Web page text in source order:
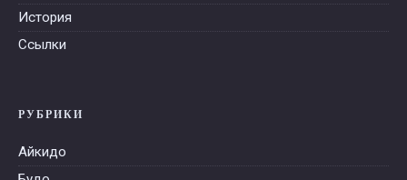
История
Ссылки
РУБРИКИ
Айкидо